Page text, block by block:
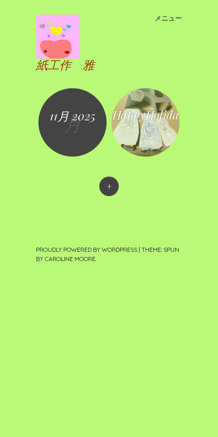
紙工作 雅
メニュー
ン
テ
ン
ツ
ッ
プ
11月 2025
月
HappyHolida
y
+
PROUDLY POWERED BY WORDPRESS | THEME: SPUN
BY CAROLINE MOORE